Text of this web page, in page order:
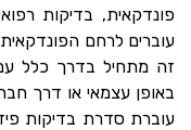
פונדקאית, בדיקות
עוברים לרחם
זה מתחיל בדרך כלל
באופן עצמאי או דרך
עוברת סדרת בדיקות